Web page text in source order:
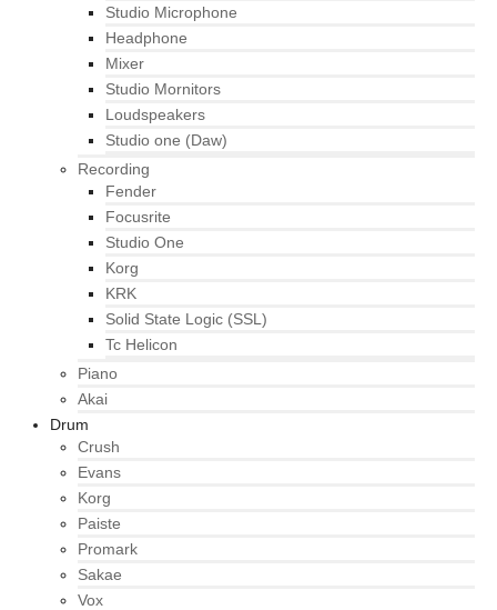
Studio Microphone
Headphone
Mixer
Studio Mornitors
Loudspeakers
Studio one (Daw)
Recording
Fender
Focusrite
Studio One
Korg
KRK
Solid State Logic (SSL)
Tc Helicon
Piano
Akai
Drum
Crush
Evans
Korg
Paiste
Promark
Sakae
Vox